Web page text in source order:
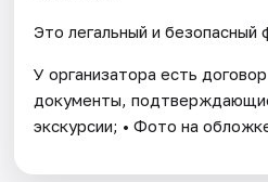
Это легальный и
У организатора есть
документы,
экскурсии; • Фото на